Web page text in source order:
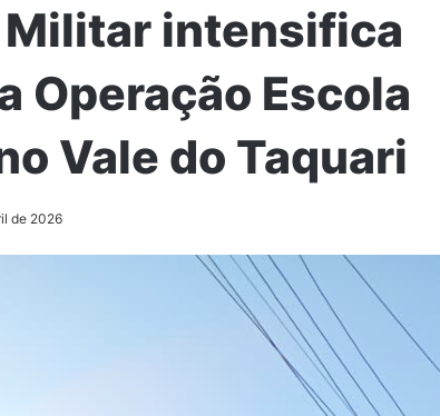
Militar intensifica
Operação Escola
Vale do Taquari
de 2026